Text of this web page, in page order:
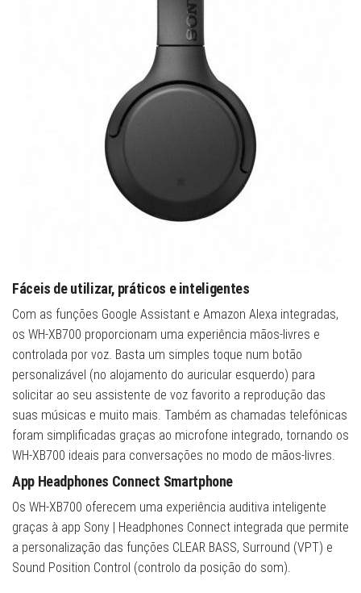
Fáceis de utilizar, práticos e inteligentes
Com as funções Google Assistant e Amazon Alexa integradas,
os WH-XB700 proporcionam uma experiência mãos-livres e
controlada por voz. Basta um simples toque num botão
personalizável (no alojamento do auricular esquerdo) para
solicitar ao seu assistente de voz favorito a reprodução das
suas músicas e muito mais. Também as chamadas telefónicas
foram simplificadas graças ao microfone integrado, tornando os
WH-XB700 ideais para conversações no modo de mãos-livres.
App Headphones Connect Smartphone
Os WH-XB700 oferecem uma experiência auditiva inteligente
graças à app Sony | Headphones Connect integrada que permite
a personalização das funções CLEAR BASS, Surround (VPT) e
Sound Position Control (controlo da posição do som).